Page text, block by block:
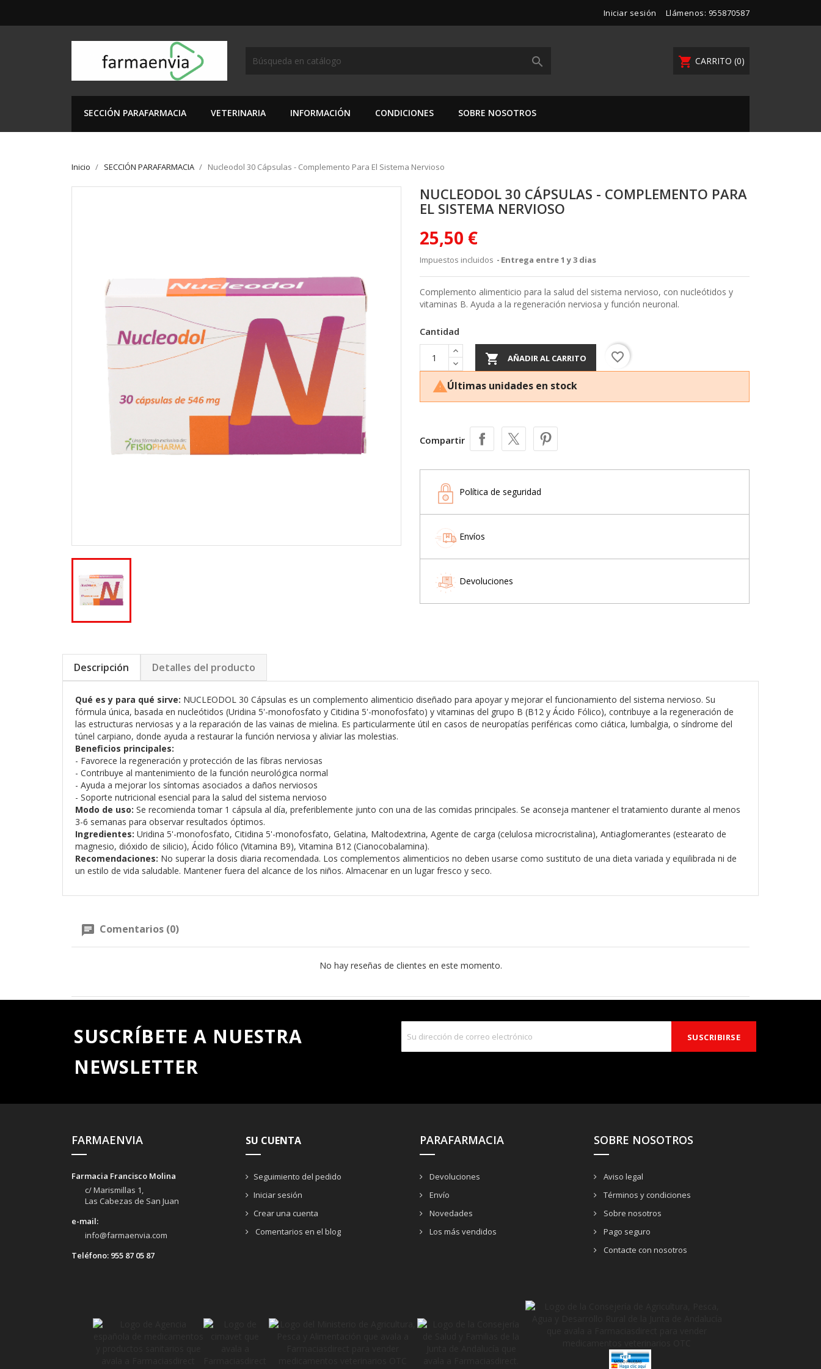
Iniciar sesión Llámenos: 955870587
shopping_cart CARRITO (0)
search
SECCIÓN PARAFARMACIA VETERINARIA INFORMACIÓN CONDICIONES SOBRE NOSOTROS
Inicio SECCIÓN PARAFARMACIA Nucleodol 30 Cápsulas - Complemento Para El Sistema Nervioso
NUCLEODOL 30 CÁPSULAS - COMPLEMENTO PARA
EL SISTEMA NERVIOSO
25,50 €
Impuestos incluidos Entrega entre 1 y 3 dias
Complemento alimenticio para la salud del sistema nervioso, con nucleótidos y
vitaminas B. Ayuda a la regeneración nerviosa y función neuronal.
Cantidad
 AÑADIR AL CARRITO favorite_border
Últimas unidades en stock
Compartir
Política de seguridad
Envíos
Devoluciones
Descripción Detalles del producto
Qué es y para qué sirve: NUCLEODOL 30 Cápsulas es un complemento alimenticio diseñado para apoyar y mejorar el funcionamiento del sistema nervioso. Su
fórmula única, basada en nucleótidos (Uridina 5'-monofosfato y Citidina 5'-monofosfato) y vitaminas del grupo B (B12 y Ácido Fólico), contribuye a la regeneración de
las estructuras nerviosas y a la reparación de las vainas de mielina. Es particularmente útil en casos de neuropatías periféricas como ciática, lumbalgia, o síndrome del
túnel carpiano, donde ayuda a restaurar la función nerviosa y aliviar las molestias.
Beneficios principales:
- Favorece la regeneración y protección de las fibras nerviosas
- Contribuye al mantenimiento de la función neurológica normal
- Ayuda a mejorar los síntomas asociados a daños nerviosos
- Soporte nutricional esencial para la salud del sistema nervioso
Modo de uso: Se recomienda tomar 1 cápsula al día, preferiblemente junto con una de las comidas principales. Se aconseja mantener el tratamiento durante al menos
3-6 semanas para observar resultados óptimos.
Ingredientes: Uridina 5'-monofosfato, Citidina 5'-monofosfato, Gelatina, Maltodextrina, Agente de carga (celulosa microcristalina), Antiaglomerantes (estearato de
magnesio, dióxido de silicio), Ácido fólico (Vitamina B9), Vitamina B12 (Cianocobalamina).
Recomendaciones: No superar la dosis diaria recomendada. Los complementos alimenticios no deben usarse como sustituto de una dieta variada y equilibrada ni de
un estilo de vida saludable. Mantener fuera del alcance de los niños. Almacenar en un lugar fresco y seco.
Comentarios (0)
No hay reseñas de clientes en este momento.
SUSCRÍBETE A NUESTRA
NEWSLETTER
FARMAENVIA
Farmacia Francisco Molina
c/ Marismillas 1,
Las Cabezas de San Juan
e-mail:
info@farmaenvia.com
Teléfono: 955 87 05 87
SU CUENTA
Seguimiento del pedido
Iniciar sesión
Crear una cuenta
Comentarios en el blog
PARAFARMACIA
Devoluciones
Envío
Novedades
Los más vendidos
SOBRE NOSOTROS
Aviso legal
Términos y condiciones
Sobre nosotros
Pago seguro
Contacte con nosotros